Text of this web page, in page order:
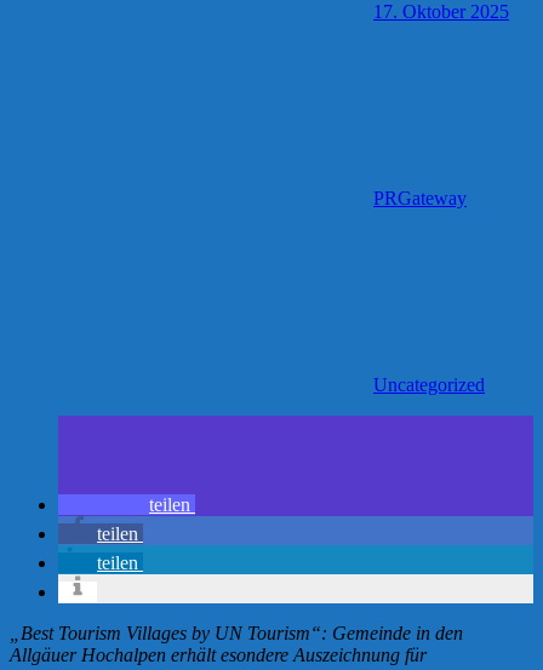
17. Oktober 2025
PRGateway
Uncategorized
teilen
teilen
teilen
„Best Tourism Villages by UN Tourism“: Gemeinde in den
Allgäuer Hochalpen erhält esondere Auszeichnung für